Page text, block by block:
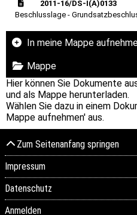
2011-16/DS-I(A)0133
Beschlusslage -
In meine Mappe
Mappe
Hier können Sie Dokumente
und als Mappe herunterladen.
Wählen Sie dazu in einem
Mappe aufnehmen' aus.
Zum Seitenanfang springen
Impressum
Datenschutz
Anmelden